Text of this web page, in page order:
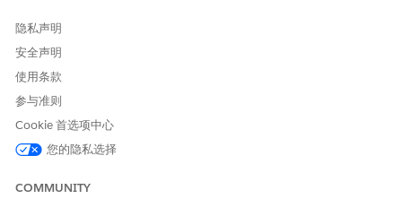
配置了所需的输入。
在提示生成器中，打开现有提示模板或创建提示模板。
在资源面板中，单击
从列表中选择活动提示模板。
单击添加。配置提示模板操作，以在提示运行时使用指定的输
入。
另请参阅：
隐私声明
安全声明
使用条款
参与准则
Cookie 首选项中心
您的隐私选择
COMMUNITY